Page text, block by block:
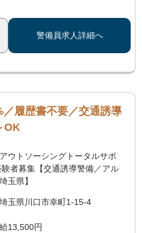
警備員求人詳細へ
履歴書不要／交通誘導
OK
ウトソーシングトータルサポ
者募集【交通誘導警備／アル
玉県】
玉県川口市幸町1-15-4
13,500円